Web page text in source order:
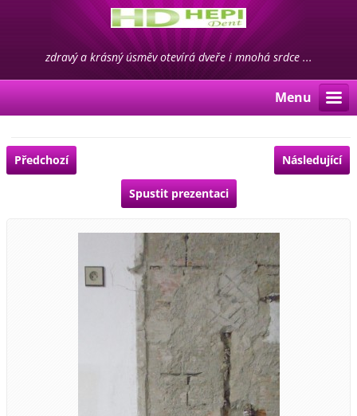
zdravý a krásný úsměv otevírá dveře i mnohá srdce ...
Menu
Předchozí Následující
Spustit prezentaci